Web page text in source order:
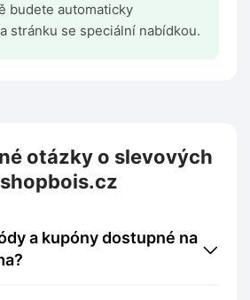
budete automaticky
stránku se speciální nabídkou.
otázky o slevových